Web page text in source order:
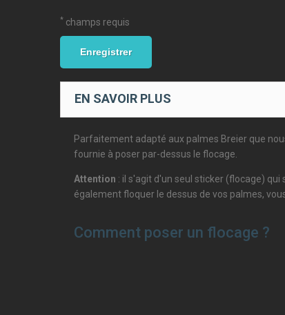
* champs requis
Enregistrer
EN SAVOIR PLUS
Parfaitement adapté aux palmes Breier que
fournie à poser par-dessus le flocage.
Attention : il s'agit d'un seul sticker (flocage)
également floquer le dessus de vos palmes,
Comment poser un flocage ?